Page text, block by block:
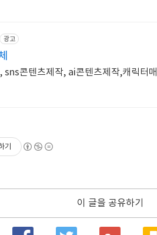
광고
sns콘텐츠제작, ai콘텐츠제작,캐릭터
기
이 글을 공유하기